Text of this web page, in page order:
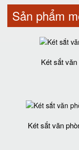
Sản phẩm
Két sắt
Két sắt văn